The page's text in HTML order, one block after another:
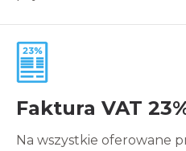
Faktura VAT
Na wszystkie oferowane